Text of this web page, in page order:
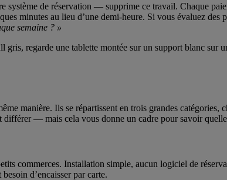
de réservation — supprime ce travail. Chaque
minutes au lieu d’une demi-heure. Si vous évaluez des
semaine ? »
manière. Ils se répartissent en trois grandes
— mais cela vous donne un cadre pour savoir
commerces. Installation simple, aucun logiciel de
d’encaisser par carte.